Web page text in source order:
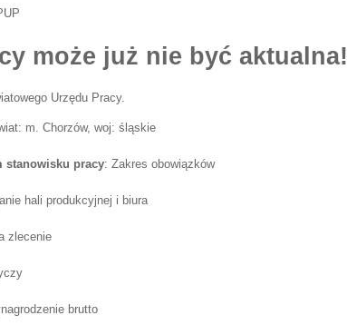
może już nie być aktualna!
Urzędu Pracy.
m. Chorzów, woj: śląskie
stanowisku pracy: Zakres obowiązków
hali produkcyjnej i biura
zlecenie
brutto